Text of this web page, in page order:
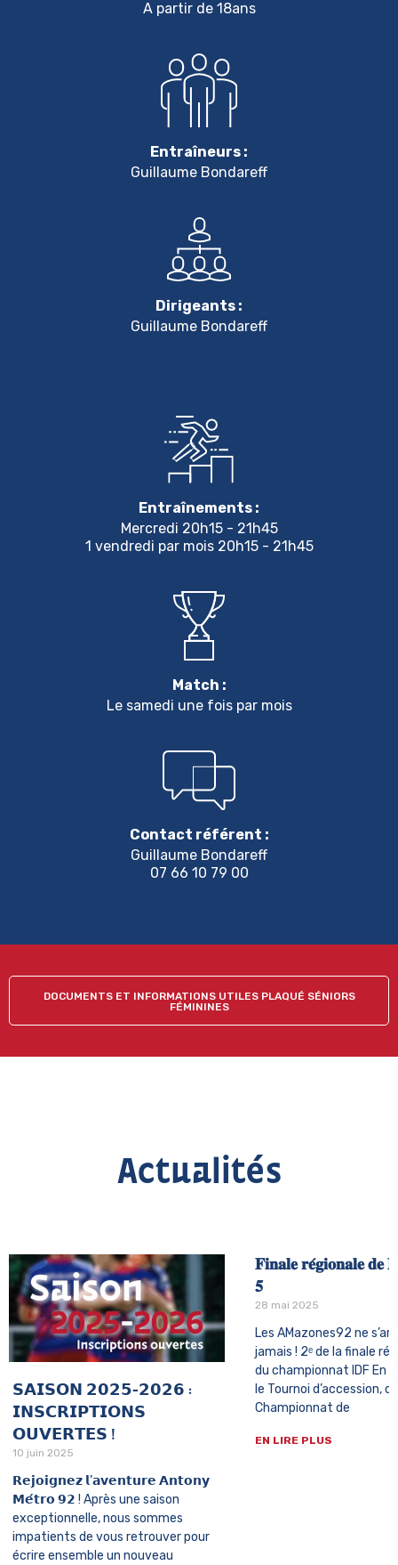
A partir de 18ans
Entraîneurs :
Guillaume Bondareff
Dirigeants :
Guillaume Bondareff
Entraînements :
Mercredi 20h15 - 21h45
1 vendredi par mois 20h15 - 21h45
Match :
Le samedi une fois par mois
Contact référent :
Guillaume Bondareff
07 66 10 79 00
DOCUMENTS ET INFORMATIONS UTILES PLAQUÉ SÉNIORS
FÉMININES
Actualités
𝗦𝗔𝗜𝗦𝗢𝗡 𝟮𝟬𝟮𝟱-𝟮𝟬𝟮𝟲 :
𝗜𝗡𝗦𝗖𝗥𝗜𝗣𝗧𝗜𝗢𝗡𝗦
𝗢𝗨𝗩𝗘𝗥𝗧𝗘𝗦 !
10 juin 2025
𝗥𝗲𝗷𝗼𝗶𝗴𝗻𝗲𝘇 𝗹’𝗮𝘃𝗲𝗻𝘁𝘂𝗿𝗲 𝗔𝗻𝘁𝗼𝗻𝘆
𝗠𝗲́𝘁𝗿𝗼 𝟵𝟮 ! Après une saison
exceptionnelle, nous sommes
impatients de vous retrouver pour
écrire ensemble un nouveau
𝐅𝐢𝐧𝐚𝐥𝐞 𝐫𝐞́𝐠𝐢𝐨𝐧𝐚𝐥𝐞 𝐝𝐞
𝟓
28 mai 2025
Les AMazones92 ne
jamais ! 2ᵉ de la finale
du championnat IDF En
le Tournoi d’accession,
Championnat de
EN LIRE PLUS